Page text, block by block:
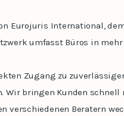
Eurojuris International,
umfasst Büros in
Zugang zu
Wir bringen Kunden
verschiedenen Beratern